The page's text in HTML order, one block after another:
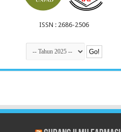
ISSN : 2686-2506